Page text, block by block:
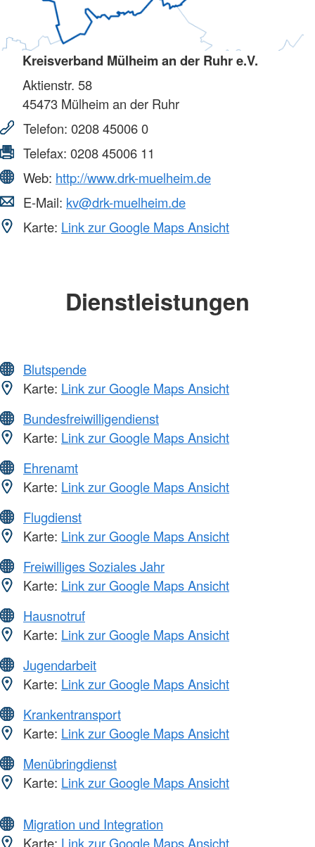
Kreisverband Mülheim an der Ruhr e.V.
Aktienstr. 58
45473 Mülheim an der Ruhr
Telefon: 0208 45006 0
Telefax: 0208 45006 11
Web: http://www.drk-muelheim.de
E-Mail: kv@drk-muelheim.de
Karte: Link zur Google Maps Ansicht
Dienstleistungen
Blutspende
Karte: Link zur Google Maps Ansicht
Bundesfreiwilligendienst
Karte: Link zur Google Maps Ansicht
Ehrenamt
Karte: Link zur Google Maps Ansicht
Flugdienst
Karte: Link zur Google Maps Ansicht
Freiwilliges Soziales Jahr
Karte: Link zur Google Maps Ansicht
Hausnotruf
Karte: Link zur Google Maps Ansicht
Jugendarbeit
Karte: Link zur Google Maps Ansicht
Krankentransport
Karte: Link zur Google Maps Ansicht
Menübringdienst
Karte: Link zur Google Maps Ansicht
Migration und Integration
Karte: Link zur Google Maps Ansicht